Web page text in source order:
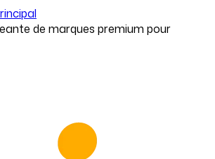
de marques premium pour